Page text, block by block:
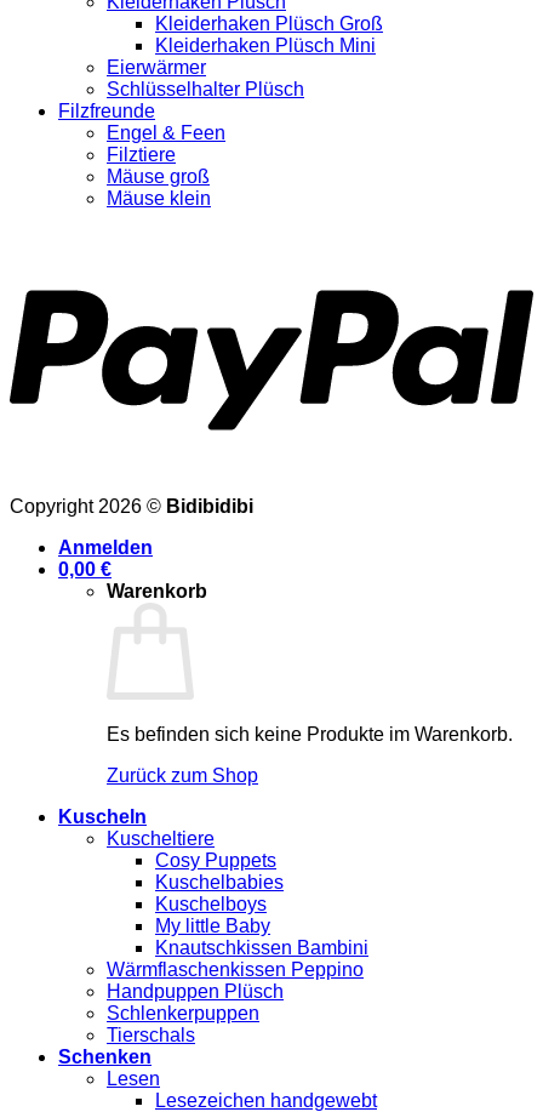
Kleiderhaken Plüsch Groß
Kleiderhaken Plüsch Mini
Eierwärmer
Schlüsselhalter Plüsch
Filzfreunde
Engel & Feen
Filztiere
Mäuse groß
Mäuse klein
Copyright 2026 © Bidibidibi
Anmelden
0,00 €
Warenkorb
Es befinden sich keine Produkte im Warenkorb.
Zurück zum Shop
Kuscheln
Kuscheltiere
Cosy Puppets
Kuschelbabies
Kuschelboys
My little Baby
Knautschkissen Bambini
Wärmflaschenkissen Peppino
Handpuppen Plüsch
Schlenkerpuppen
Tierschals
Schenken
Lesen
Lesezeichen handgewebt